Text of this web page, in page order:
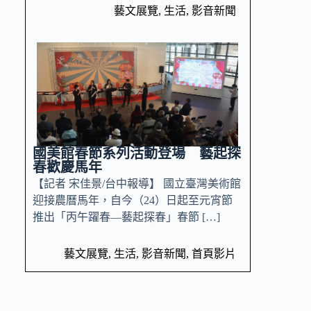
藝文展覽, 生活, 影音新聞
國美館春節系列活動登場 藝起探
春歡慶馬年
【記者 宋佳景/台中報導】 國立臺灣美術館
迎接農曆馬年，自今（24）日起至元宵節
推出「丙午躍春—藝起探春」春節 […]
藝文展覽, 生活, 影音新聞, 首頁影片